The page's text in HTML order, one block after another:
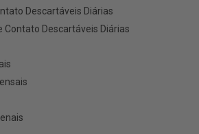
Descartáveis Diárias
Contato Descartáveis Diárias